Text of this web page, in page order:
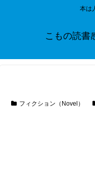
本は
こもの読書
フィクション（Novel）